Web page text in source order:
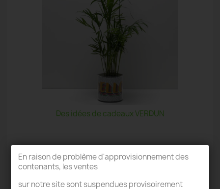
Des idées de cadeaux VERDUN
En raison de problème d'approvisionnement des
contenants, les ventes
sur notre site sont suspendues provisoirement